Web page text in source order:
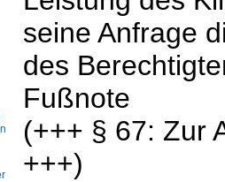
seine Anfrage
des
Fußnote
(+++ § 67: Zur
+++)